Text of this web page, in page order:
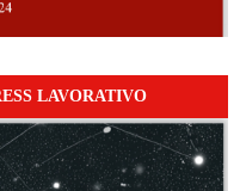
LAVORATIVO